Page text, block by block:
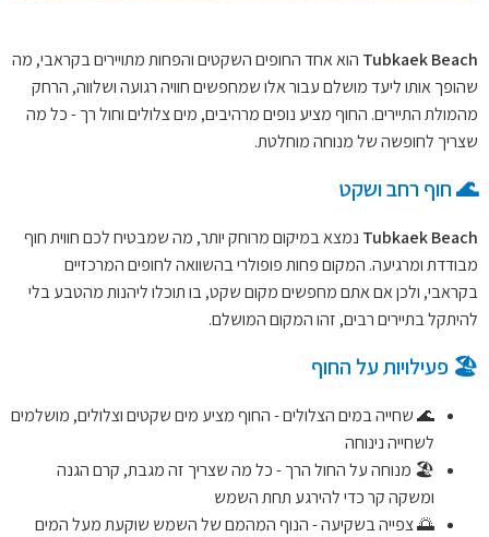
Tubkaek Beach הוא אחד החופים השקטים והפחות מתויירים בקראבי, מה
שהופך אותו ליעד מושלם עבור אלו שמחפשים חוויה רגועה ושלווה, הרחק
מהמולת התיירים. החוף מציע נופים מרהיבים, מים צלולים וחול רך - כל מה
שצריך לחופשה של מנוחה מוחלטת.
🌊 חוף רחב ושקט
Tubkaek Beach נמצא במיקום מרוחק יותר, מה שמבטיח לכם חווית חוף
מבודדת ומרגיעה. המקום פחות פופולרי בהשוואה לחופים המרכזיים
בקראבי, ולכן אם אתם מחפשים מקום שקט, בו תוכלו ליהנות מהטבע בלי
להיתקל בתיירים רבים, זהו המקום המושלם.
🏖️ פעילויות על החוף
🌊 שחייה במים הצלולים - החוף מציע מים שקטים וצלולים, מושלמים
לשחייה נינוחה
🏖️ מנוחה על החול הרך - כל מה שצריך זה מגבת, קרם הגנה
ומשקה קר כדי להירגע תחת השמש
🌅 צפייה בשקיעה - הנוף המהמם של השמש שוקעת מעל המים